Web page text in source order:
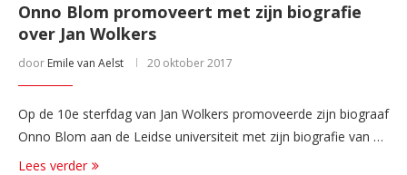
Onno Blom promoveert met zijn biografie
over Jan Wolkers
door Emile van Aelst 20 oktober 2017
Op de 10e sterfdag van Jan Wolkers promoveerde zijn biograaf
Onno Blom aan de Leidse universiteit met zijn biografie van …
Lees verder